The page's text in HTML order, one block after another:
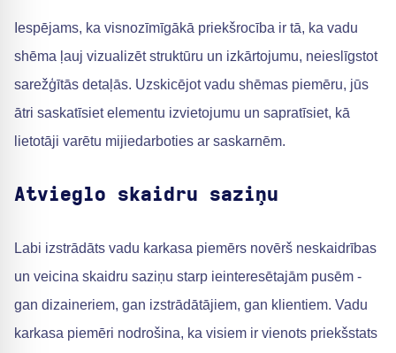
Iespējams, ka visnozīmīgākā priekšrocība ir tā, ka vadu
shēma ļauj vizualizēt struktūru un izkārtojumu, neieslīgstot
sarežģītās detaļās. Uzskicējot vadu shēmas piemēru, jūs
ātri saskatīsiet elementu izvietojumu un sapratīsiet, kā
lietotāji varētu mijiedarboties ar saskarnēm.
Atvieglo skaidru saziņu
Labi izstrādāts vadu karkasa piemērs novērš neskaidrības
un veicina skaidru saziņu starp ieinteresētajām pusēm -
gan dizaineriem, gan izstrādātājiem, gan klientiem. Vadu
karkasa piemēri nodrošina, ka visiem ir vienots priekšstats